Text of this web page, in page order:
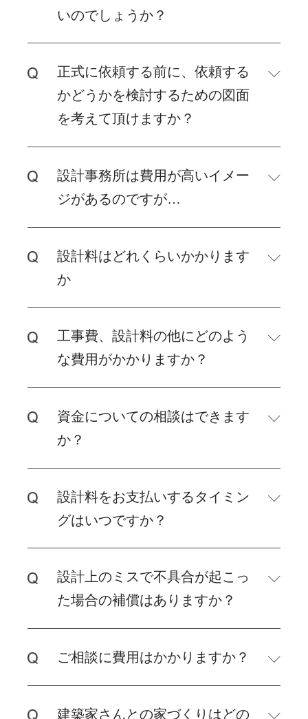
いのでしょうか？
正式に依頼する前に、依頼する
かどうかを検討するための図面
を考えて頂けますか？
設計事務所は費用が高いイメー
ジがあるのですが…
設計料はどれくらいかかります
か
工事費、設計料の他にどのよう
な費用がかかりますか？
資金についての相談はできます
か？
設計料をお支払いするタイミン
グはいつですか？
設計上のミスで不具合が起こっ
た場合の補償はありますか？
ご相談に費用はかかりますか？
建築家さんとの家づくりはどの